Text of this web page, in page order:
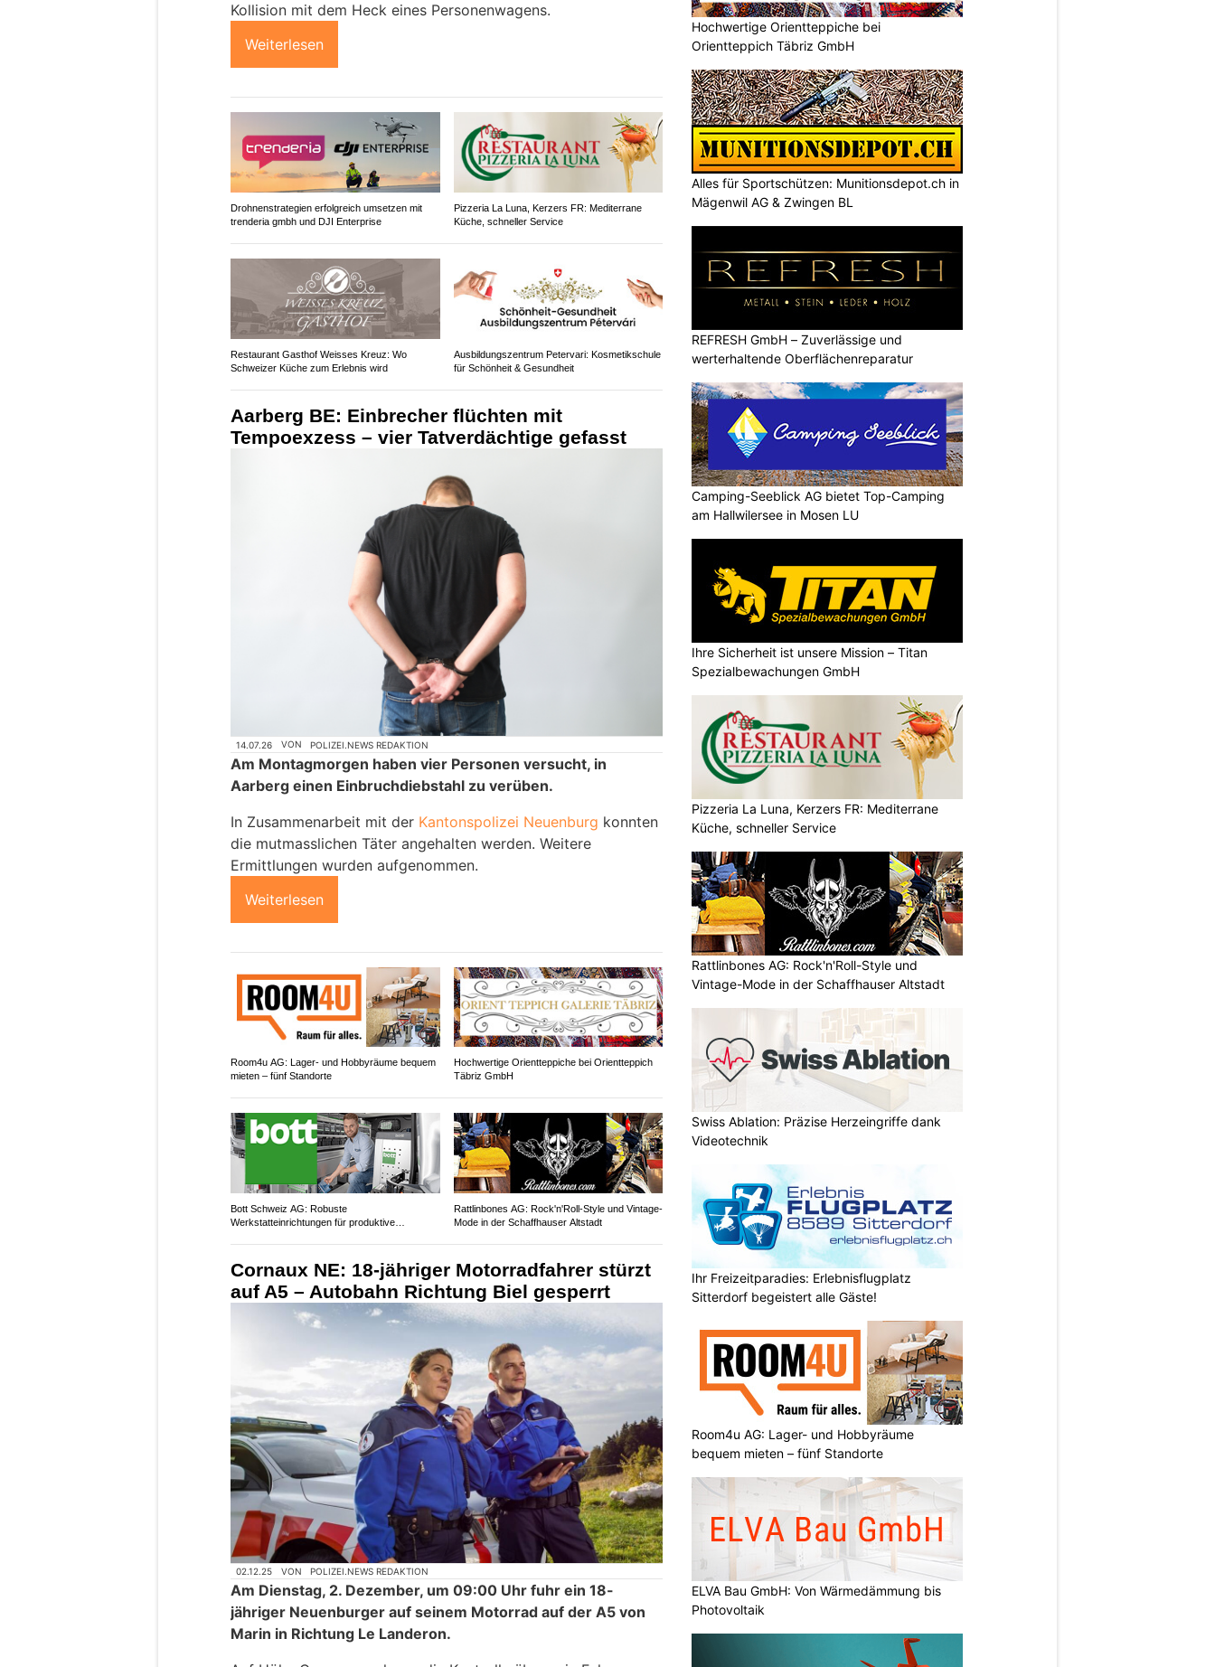
Kollision mit dem Heck eines Personenwagens.
Weiterlesen
Drohnenstrategien erfolgreich umsetzen mit
trenderia gmbh und DJI Enterprise
Pizzeria La Luna, Kerzers FR: Mediterrane
Küche, schneller Service
Restaurant Gasthof Weisses Kreuz: Wo
Schweizer Küche zum Erlebnis wird
Ausbildungszentrum Petervari: Kosmetikschule
für Schönheit & Gesundheit
Aarberg BE: Einbrecher flüchten mit
Tempoexzess – vier Tatverdächtige gefasst
14.07.26 VON POLIZEI.NEWS REDAKTION
Am Montagmorgen haben vier Personen versucht, in
Aarberg einen Einbruchdiebstahl zu verüben.
In Zusammenarbeit mit der Kantonspolizei Neuenburg konnten
die mutmasslichen Täter angehalten werden. Weitere
Ermittlungen wurden aufgenommen.
Weiterlesen
Room4u AG: Lager- und Hobbyräume bequem
mieten – fünf Standorte
Hochwertige Orientteppiche bei Orientteppich
Täbriz GmbH
Bott Schweiz AG: Robuste
Werkstatteinrichtungen für produktive
Rattlinbones AG: Rock'n'Roll-Style und Vintage-
Mode in der Schaffhauser Altstadt
Cornaux NE: 18-jähriger Motorradfahrer stürzt
auf A5 – Autobahn Richtung Biel gesperrt
02.12.25 VON POLIZEI.NEWS REDAKTION
Am Dienstag, 2. Dezember, um 09:00 Uhr fuhr ein 18-
jähriger Neuenburger auf seinem Motorrad auf der A5 von
Marin in Richtung Le Landeron.
Hochwertige Orientteppiche bei
Orientteppich Täbriz GmbH
Alles für Sportschützen: Munitionsdepot.ch in
Mägenwil AG & Zwingen BL
REFRESH GmbH – Zuverlässige und
werterhaltende Oberflächenreparatur
Camping-Seeblick AG bietet Top-Camping
am Hallwilersee in Mosen LU
Ihre Sicherheit ist unsere Mission – Titan
Spezialbewachungen GmbH
Pizzeria La Luna, Kerzers FR: Mediterrane
Küche, schneller Service
Rattlinbones AG: Rock'n'Roll-Style und
Vintage-Mode in der Schaffhauser Altstadt
Swiss Ablation: Präzise Herzeingriffe dank
Videotechnik
Ihr Freizeitparadies: Erlebnisflugplatz
Sitterdorf begeistert alle Gäste!
Room4u AG: Lager- und Hobbyräume
bequem mieten – fünf Standorte
ELVA Bau GmbH: Von Wärmedämmung bis
Photovoltaik